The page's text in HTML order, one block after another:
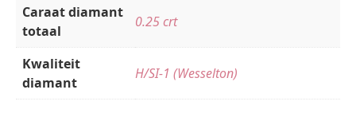
Caraat diamant
totaal
0.25 crt
Kwaliteit
diamant
H/SI-1 (Wesselton)